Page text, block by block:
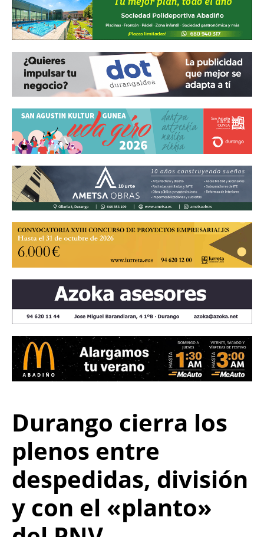
Durango cierra los
plenos entre
despedidas, división
y con el «planto»